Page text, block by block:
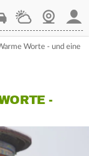
WetterWebcam
Worte - und eine
-